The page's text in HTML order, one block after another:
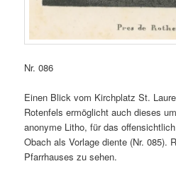
Nr. 086
Einen Blick vom Kirchplatz St.
Rotenfels ermöglicht auch dieses
anonyme Litho, für das
Obach als Vorlage diente (Nr. 085).
Pfarrhauses zu sehen.